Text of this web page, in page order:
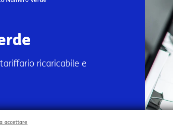
ricaricabile e
fino a 2.5 Giga, chiamate illimitate e modem
Apple e Samsung con Protezione Kasko
Verde e Numero Ripartito Business: la
BUSINESS per gestire le tue linee
Agente
un problema tecnico sulla tua linea fissa
accettare